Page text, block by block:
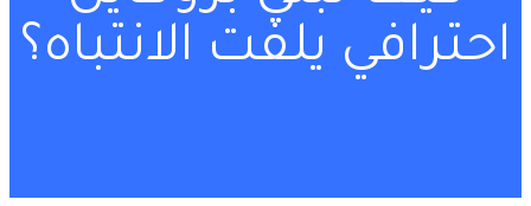
احترافي يلفت الانتباه؟